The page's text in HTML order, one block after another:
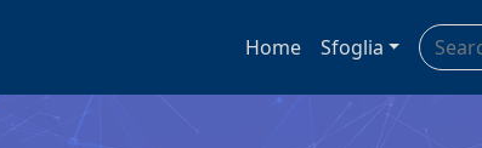
Home Sfoglia